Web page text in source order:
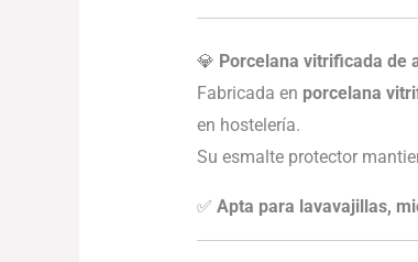
💎 Porcelana vitrificada de
Fabricada en porcelana
en hostelería.
Su esmalte protector
✅ Apta para lavavajillas,